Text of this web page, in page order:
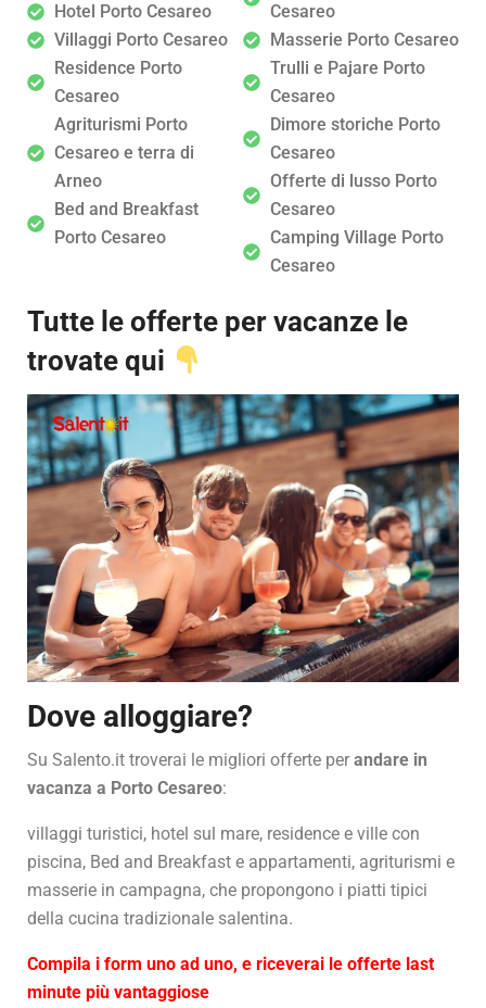
Hotel Porto Cesareo
Villaggi Porto Cesareo
Residence Porto
Cesareo
Agriturismi Porto
Cesareo e terra di
Arneo
Bed and Breakfast
Porto Cesareo
Cesareo
Masserie Porto Cesareo
Trulli e Pajare Porto
Cesareo
Dimore storiche Porto
Cesareo
Offerte di lusso Porto
Cesareo
Camping Village Porto
Cesareo
Tutte le offerte per vacanze le
trovate qui
Dove alloggiare?
Su Salento.it troverai le migliori offerte per andare in
vacanza a Porto Cesareo:
villaggi turistici, hotel sul mare, residence e ville con
piscina, Bed and Breakfast e appartamenti, agriturismi e
masserie in campagna, che propongono i piatti tipici
della cucina tradizionale salentina.
Compila i form uno ad uno, e riceverai le offerte last
minute più vantaggiose